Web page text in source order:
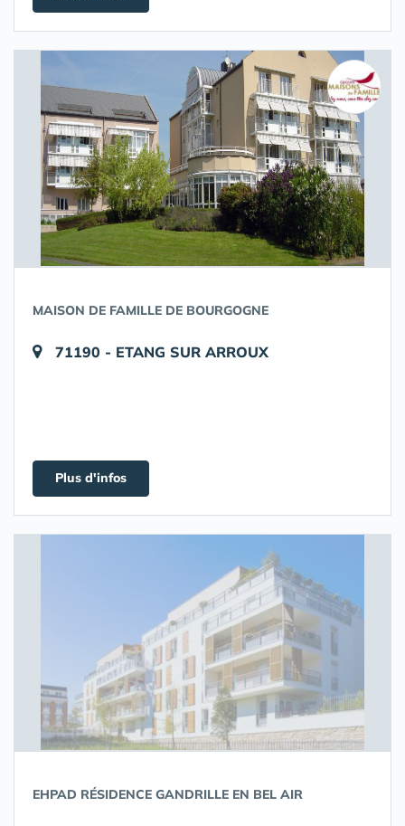
MAISON DE FAMILLE DE BOURGOGNE
71190 - ETANG SUR ARROUX
Plus d'infos
EHPAD RÉSIDENCE GANDRILLE EN BEL AIR